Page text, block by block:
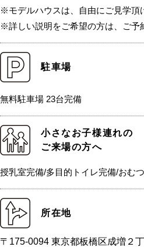
※モデルハウスは、自由にご見学頂
※詳しい説明をご希望の方は、ご予
駐車場
無料駐車場 23台完備
小さなお子様連れの
ご来場の方へ
授乳室完備/多目的トイレ完備/おむ
所在地
〒175-0094 東京都板橋区成増２